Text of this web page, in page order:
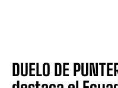
DUELO DE